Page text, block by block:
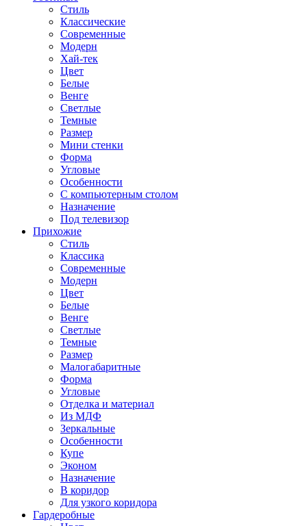
Стиль
Классические
Современные
Модерн
Хай-тек
Цвет
Белые
Венге
Светлые
Темные
Размер
Мини стенки
Форма
Угловые
Особенности
С компьютерным столом
Назначение
Под телевизор
Прихожие
Стиль
Классика
Современные
Модерн
Цвет
Белые
Венге
Светлые
Темные
Размер
Малогабаритные
Форма
Угловые
Отделка и материал
Из МДФ
Зеркальные
Особенности
Купе
Эконом
Назначение
В коридор
Для узкого коридора
Гардеробные